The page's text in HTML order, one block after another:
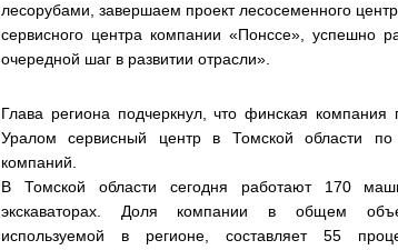
лесорубами, завершаем проект лесосеменного
сервисного центра компании «Понссе», успешно
очередной шаг в развитии отрасли».
Глава региона подчеркнул, что финская
Уралом сервисный центр в Томской области по
компаний.
В Томской области сегодня работают 170
экскаваторах. Доля компании в общем
используемой в регионе, составляет 55